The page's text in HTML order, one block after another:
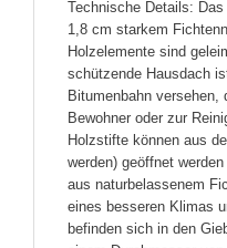
Technische Details:
1,8 cm starkem
Holzelemente sind
schützende Hausdach
Bitumenbahn versehen,
Bewohner oder zur
Holzstifte können aus
werden) geöffnet
aus naturbelassenem
eines besseren Klimas
befinden sich in den